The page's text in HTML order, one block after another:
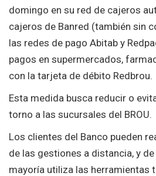
domingo en su red de cajeros
cajeros de Banred (también sin
las redes de pago Abitab y
pagos en supermercados,
con la tarjeta de débito Redbrou.
Esta medida busca reducir o
torno a las sucursales del BROU.
Los clientes del Banco pueden
de las gestiones a distancia, y
mayoría utiliza las herramientas